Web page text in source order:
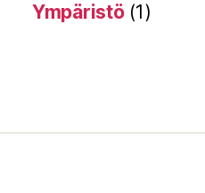
Ympäristö(1)